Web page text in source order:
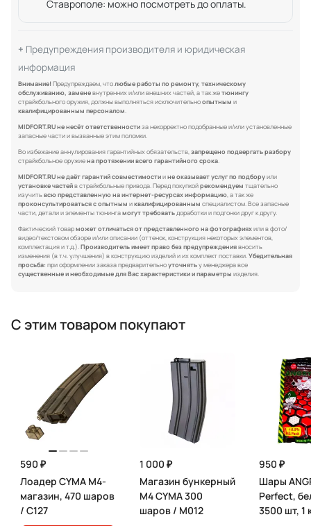
Ставрополе: можно посмотреть до оплаты.
Предупреждения производителя и юридическая
информация
Внимание!Предупреждаем, чтолюбые работы по ремонту, техническому
обслуживанию, заменевнутренних и/или внешних частей, а так жетюнингу
страйкбольного оружия, должны выполняться исключительноопытным и
квалифицированным персоналом.
MIDFORT.RU не несёт ответственностиза некорректно подобранные и/или установленные
запасные части и вызванные этим поломки.
Во избежание аннулирования гарантийных обязательств,запрещено подвергать разбору
страйкбольное оружиена протяжении всего гарантийного срока.
MIDFORT.RU не даёт гарантий совместимостиине оказывает услуг по подборуили
установке частейв страйкбольные привода. Перед покупкойрекомендуем тщательно
изучитьвсю представленную на интернет-ресурсах информацию, а так же
проконсультироваться с опытным иквалифицированным специалистом. Все запасные
части, детали и элементы тюнингамогут требоватьдоработки и подгонки друг к другу.
Фактический товарможет отличаться от представленного на фотографияхили в фото/
видео/текстовом обзоре и/или описании (оттенок, конструкция некоторых элементов,
комплектация и т.д.).Производитель имеет право без предупреждениявносить
изменения (в т.ч. улучшения) в конструкцию изделий и их комплект поставки.Убедительная
просьба: при оформлении заказа предварительноуточнятьу менеджера все
существенные и необходимые для Вас характеристики и параметры изделия.
С этим товаром покупают
590 ₽
Лоадер CYMA M4-
магазин, 470 шаров
/ C127
1 000 ₽
Магазин бункерный
M4 CYMA 300
шаров / М012
950 ₽
Шары
Perfect,
3500 шт, 1